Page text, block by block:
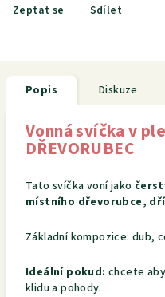
Zeptat se Sdílet
Popis Diskuze
Vonná svíčka v
DŘEVORUBEC
Tato svíčka voní jako
místního dřevorubce,
Základní kompozice: dub,
Ideální pokud: chcete
klidu a pohody.